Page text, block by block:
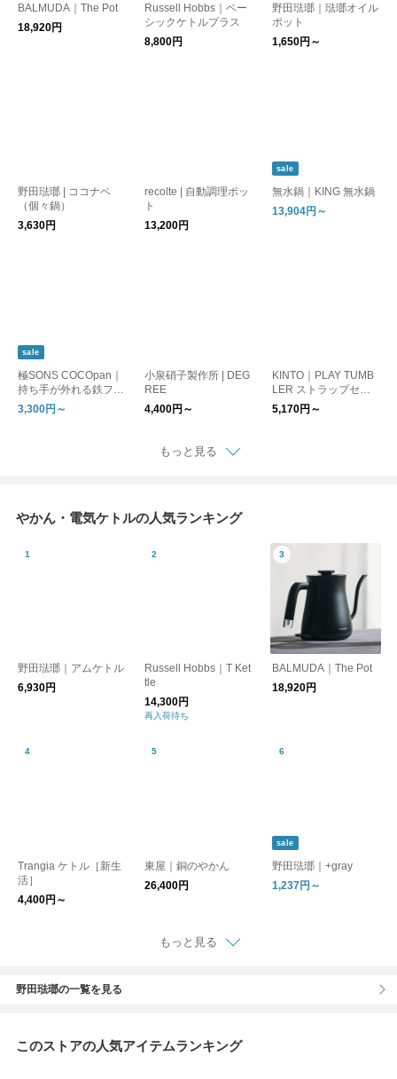
BALMUDA｜The Pot
18,920円
Russell Hobbs｜ベー
シックケトルプラス
8,800円
野田琺瑯｜琺瑯オイル
ポット
1,650円～
野田琺瑯 | ココナベ
（個々鍋）
3,630円
recolte | 自動調理ポッ
ト
13,200円
sale
無水鍋｜KING 無水鍋
13,904円～
sale
極SONS COCOpan｜
持ち手が外れる鉄フラ
イパン
3,300円～
小泉硝子製作所 | DEG
REE
4,400円～
KINTO｜PLAY TUMB
LER ストラップセッ
ト
5,170円～
もっと見る
やかん・電気ケトルの人気ランキング
野田琺瑯｜アムケトル
6,930円
Russell Hobbs｜T Ket
tle
14,300円
再入荷待ち
BALMUDA｜The Pot
18,920円
Trangia ケトル［新生
活］
4,400円～
東屋｜銅のやかん
26,400円
sale
野田琺瑯｜+gray
1,237円～
もっと見る
野田琺瑯の一覧を見る
このストアの人気アイテムランキング